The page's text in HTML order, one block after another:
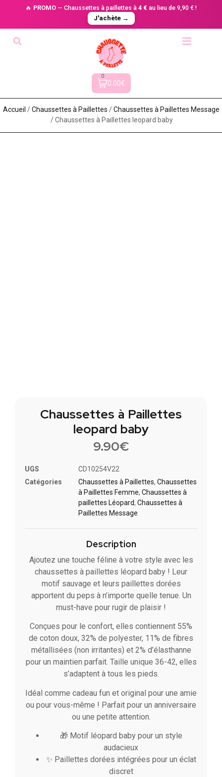
🔥 PROMO — Chaussettes à paillettes à 4 € au lieu de 9,90 € !
J'achète →
0
0.00€
Accueil /Chaussettes à Paillette​s /Chaussettes à Paillettes Message​
/ Chaussettes à Paillettes leopard baby
Chaussettes à Paillettes
leopard baby
9.90€
UGS
CD10254V22
Catégories
Chaussettes à Paillette​s, Chaussettes
à Paillettes Femme, Chaussettes à
paillettes Léopard, Chaussettes à
Paillettes Message​
Description
Ajoutez une touche féline à votre style avec les
chaussettes à paillettes léopard baby ! Leur
motif sauvage et leurs paillettes dorées
apportent du peps à n’importe quelle tenue. Un
must-have pour rugir de plaisir !
Conçues pour le confort, elles contiennent 55%
de coton doux, 32% de polyester, 11% de fibres
métallisées (non irritantes) et 2% d’élasthanne
pour un maintien parfait. Taille unique 36-42, elles
s’adaptent à tous les pieds.
Idéal comme cadeau fun et original pour une amie
ou pour vous-même ! Parfait pour un anniversaire
ou une petite attention.
🎁 Motif léopard baby pour un style
audacieux
✨ Paillettes dorées intégrées pour un éclat
discret